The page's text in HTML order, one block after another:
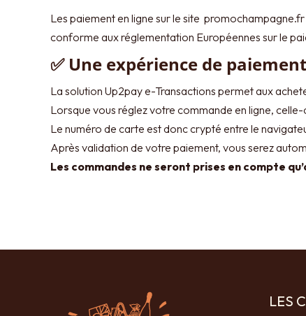
Les paiement en ligne sur le site
conforme aux réglementation Européennes sur le
✅ Une expérience de
La solution Up2pay e-Transactions permet aux
Lorsque vous réglez votre commande en ligne,
Le numéro de carte est donc crypté entre le
Après validation de votre paiement, vous serez
Les commandes ne seront prises en compte
LES